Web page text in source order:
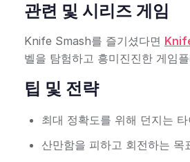
관련 및 시리즈 게임
Knife Smash를 즐기셨다면
벨을 탐험하고 흥미진진한 게임
팁 및 전략
최대 정확도를 위해 던지는
산만함을 피하고 회전하는 목